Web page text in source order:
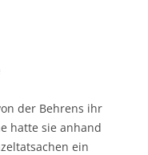
der Behrens ihr
hatte sie anhand
ein